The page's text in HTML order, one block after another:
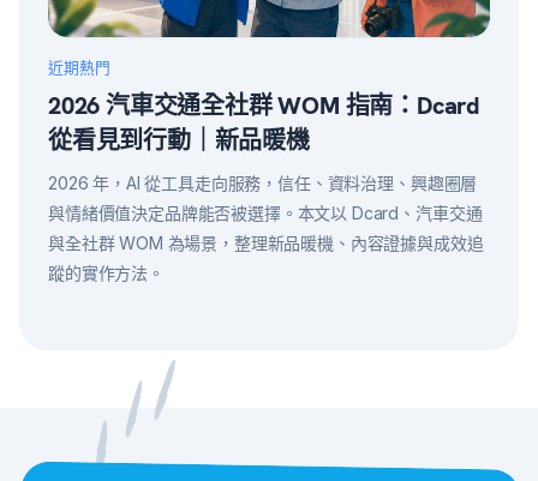
近期熱門
2026 汽車交通全社群 WOM 指南：Dcard
從看見到行動｜新品暖機
2026 年，AI 從工具走向服務，信任、資料治理、興趣圈層
與情緒價值決定品牌能否被選擇。本文以 Dcard、汽車交通
與全社群 WOM 為場景，整理新品暖機、內容證據與成效追
蹤的實作方法。